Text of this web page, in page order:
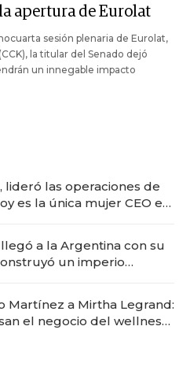
apertura de Eurolat
sesión plenaria de Eurolat,
la titular del Senado dejó
un innegable impacto
lideró las operaciones de
es la única mujer CEO en
a la Argentina con su
un imperio
Martínez a Mirtha Legrand:
el negocio del wellness